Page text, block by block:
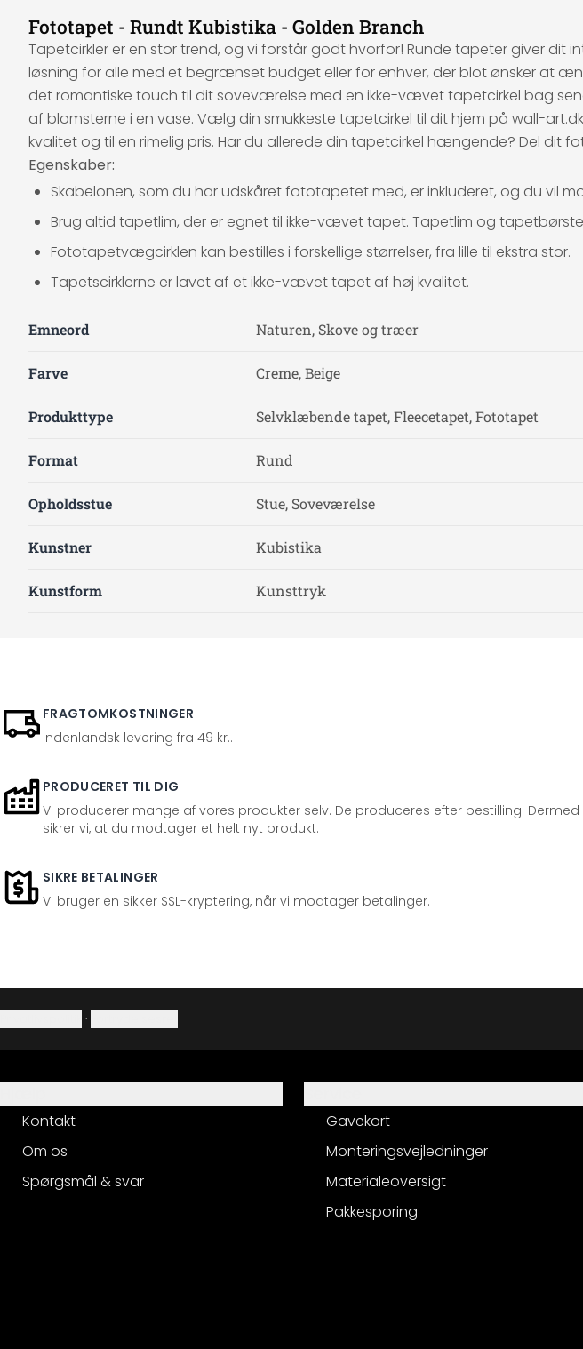
Fototapet - Rundt Kubistika - Golden Branch
Tapetcirkler er en stor trend, og vi forstår godt hvorfor! Runde tapeter giver dit
løsning for alle med et begrænset budget eller for enhver, der blot ønsker at
det romantiske touch til dit soveværelse med en ikke-vævet tapetcirkel bag
af blomsterne i en vase. Vælg din smukkeste tapetcirkel til dit hjem på wall-
kvalitet og til en rimelig pris. Har du allerede din tapetcirkel hængende? Del dit
Egenskaber:
Skabelonen, som du har udskåret fototapetet med, er inkluderet, og du vil
Brug altid tapetlim, der er egnet til ikke-vævet tapet. Tapetlim og
Fototapetvægcirklen kan bestilles i forskellige størrelser, fra lille til ekstra stor.
Tapetscirklerne er lavet af et ikke-vævet tapet af høj kvalitet.
Emneord Naturen, Skove og træer
Farve Creme, Beige
Produkttype Selvklæbende tapet, Fleecetapet, Fototapet
Format Rund
Opholdsstue Stue, Soveværelse
Kunstner Kubistika
Kunstform Kunsttryk
FRAGTOMKOSTNINGER
Indenlandsk levering fra 49 kr..
PRODUCERET TIL DIG
Vi producerer mange af vores produkter selv. De produceres efter bestilling. Dermed
sikrer vi, at du modtager et helt nyt produkt.
SIKRE BETALINGER
Vi bruger en sikker SSL-kryptering, når vi modtager betalinger.
·
Kontakt
Om os
Spørgsmål & svar
Gavekort
Monteringsvejledninger
Materialeoversigt
Pakkesporing